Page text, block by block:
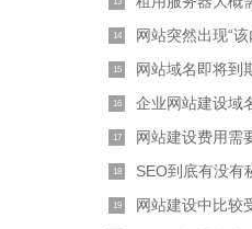
14 网站突然出现“该
15 网站域名即将到
16 企业网站建设域
17 网站建设费用需
18 SEO到底有没有
19 网站建设中比较